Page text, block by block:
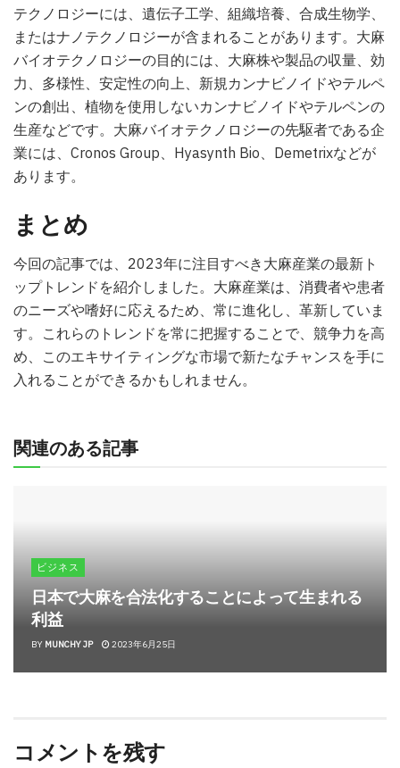
テクノロジーには、遺伝子工学、組織培養、合成生物学、
またはナノテクノロジーが含まれることがあります。大麻
バイオテクノロジーの目的には、大麻株や製品の収量、効
力、多様性、安定性の向上、新規カンナビノイドやテルペ
ンの創出、植物を使用しないカンナビノイドやテルペンの
生産などです。大麻バイオテクノロジーの先駆者である企
業には、Cronos Group、Hyasynth Bio、Demetrixなどが
あります。
まとめ
今回の記事では、2023年に注目すべき大麻産業の最新ト
ップトレンドを紹介しました。大麻産業は、消費者や患者
のニーズや嗜好に応えるため、常に進化し、革新していま
す。これらのトレンドを常に把握することで、競争力を高
め、このエキサイティングな市場で新たなチャンスを手に
入れることができるかもしれません。
関連のある記事
ビジネス
日本で大麻を合法化することによって生まれる
利益
BY MUNCHY JP 2023年6月25日
コメントを残す